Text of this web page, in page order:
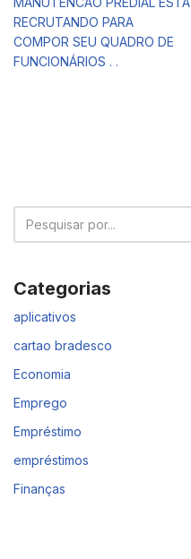
RECRUTANDO PARA
COMPOR SEU QUADRO DE
FUNCIONÁRIOS . .
Categorias
aplicativos
cartao bradesco
Economia
Emprego
Empréstimo
empréstimos
Finanças